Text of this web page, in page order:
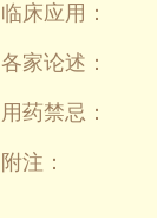
临床应用：
各家论述：
用药禁忌：
附注：